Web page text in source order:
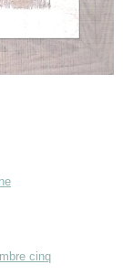
cinq